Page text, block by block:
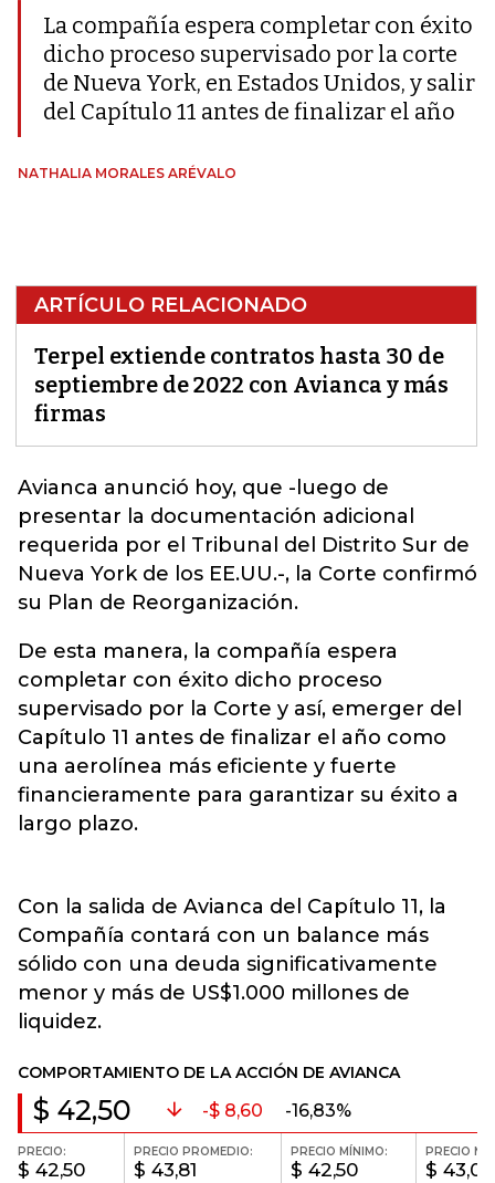
La compañía espera completar con éxito
dicho proceso supervisado por la corte
de Nueva York, en Estados Unidos, y salir
del Capítulo 11 antes de finalizar el año
NATHALIA MORALES ARÉVALO
ARTÍCULO RELACIONADO
Terpel extiende contratos hasta 30 de
septiembre de 2022 con Avianca y más
firmas
Avianca anunció hoy, que -luego de
presentar la documentación adicional
requerida por el Tribunal del Distrito Sur de
Nueva York de los EE.UU.-, la Corte confirmó
su Plan de Reorganización.
De esta manera, la compañía espera
completar con éxito dicho proceso
supervisado por la Corte y así, emerger del
Capítulo 11 antes de finalizar el año como
una aerolínea más eficiente y fuerte
financieramente para garantizar su éxito a
largo plazo.
Con la salida de Avianca del Capítulo 11, la
Compañía contará con un balance más
sólido con una deuda significativamente
menor y más de US$1.000 millones de
liquidez.